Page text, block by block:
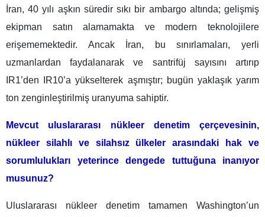
İran, 40 yılı aşkın süredir sıkı bir ambargo altında; gelişmiş
ekipman satın alamamakta ve modern teknolojilere
erişememektedir. Ancak İran, bu sınırlamaları, yerli
uzmanlardan faydalanarak ve santrifüj sayısını artırıp
IR1’den IR10’a yükselterek aşmıştır; bugün yaklaşık yarım
ton zenginleştirilmiş uranyuma sahiptir.
Mevcut uluslararası nükleer denetim çerçevesinin,
nükleer silahlı ve silahsız ülkeler arasındaki hak ve
sorumlulukları yeterince dengede tuttuğuna inanıyor
musunuz?
Uluslararası nükleer denetim tamamen Washington’un